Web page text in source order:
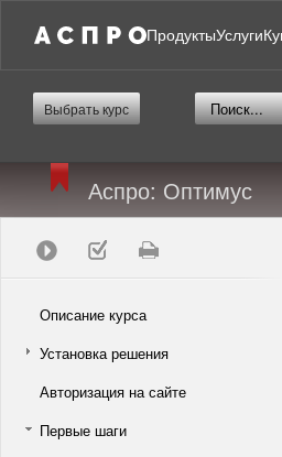
ПродуктыУслуги
Выбрать курс
Аспро: Оптимус
Описание курса
Установка решения
Авторизация на сайте
Первые шаги